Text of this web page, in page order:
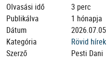
Olvasási idő
3 perc
Publikálva
1 hónapja
Dátum
2026.07.05
Kategória
Rövid hírek
Szerző
Pesti Dani